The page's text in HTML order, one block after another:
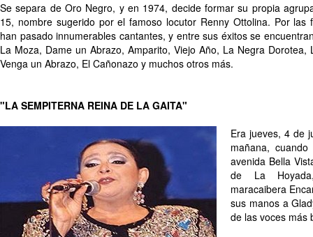
Se separa de Oro Negro, y en 1974, decide formar su propia
15, nombre sugerido por el famoso locutor Renny Ottolina. Por las
han pasado innumerables cantantes, y entre sus éxitos se
La Moza, Dame un Abrazo, Amparito, Viejo Año, La Negra
Venga un Abrazo, El Cañonazo y muchos otros más.
"LA SEMPITERNA REINA DE LA GAITA"
Era jueves, 4 de
mañana,
avenida Bella
de La
maracaibera
sus manos a
de las voces más